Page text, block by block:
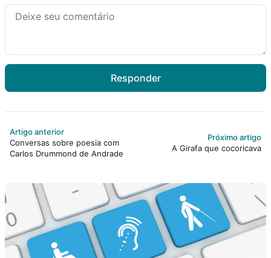
Responder
Artigo anterior
Conversas sobre poesia com
Carlos Drummond de Andrade
Próximo artigo
A Girafa que cocoricava